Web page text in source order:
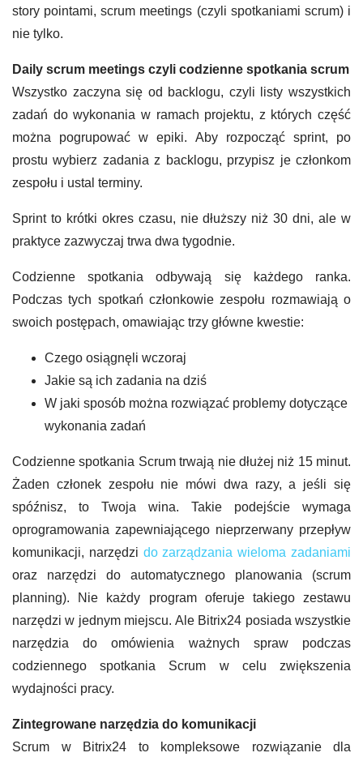
story pointami, scrum meetings (czyli spotkaniami scrum) i
nie tylko.
Daily scrum meetings czyli codzienne spotkania scrum
Wszystko zaczyna się od backlogu, czyli listy wszystkich
zadań do wykonania w ramach projektu, z których część
można pogrupować w epiki. Aby rozpocząć sprint, po
prostu wybierz zadania z backlogu, przypisz je członkom
zespołu i ustal terminy.
Sprint to krótki okres czasu, nie dłuższy niż 30 dni, ale w
praktyce zazwyczaj trwa dwa tygodnie.
Codzienne spotkania odbywają się każdego ranka.
Podczas tych spotkań członkowie zespołu rozmawiają o
swoich postępach, omawiając trzy główne kwestie:
Czego osiągnęli wczoraj
Jakie są ich zadania na dziś
W jaki sposób można rozwiązać problemy dotyczące
wykonania zadań
Codzienne spotkania Scrum trwają nie dłużej niż 15 minut.
Żaden członek zespołu nie mówi dwa razy, a jeśli się
spóźnisz, to Twoja wina. Takie podejście wymaga
oprogramowania zapewniającego nieprzerwany przepływ
komunikacji, narzędzi do zarządzania wieloma zadaniami
oraz narzędzi do automatycznego planowania (scrum
planning). Nie każdy program oferuje takiego zestawu
narzędzi w jednym miejscu. Ale Bitrix24 posiada wszystkie
narzędzia do omówienia ważnych spraw podczas
codziennego spotkania Scrum w celu zwiększenia
wydajności pracy.
Zintegrowane narzędzia do komunikacji
Scrum w Bitrix24 to kompleksowe rozwiązanie dla